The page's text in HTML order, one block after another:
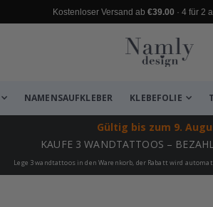
Kostenloser Versand ab €39.00 · 4 für 2
NAMENSAUFKLEBER KLEBEFOLIE
Gültig bis zum 9.
KAUFE 3 WANDTATTOOS –
Lege 3 wandtattoos in den Warenkorb, der Rabatt wird